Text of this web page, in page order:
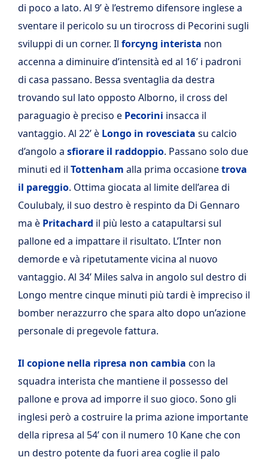
di poco a lato. Al 9’ è l’estremo difensore inglese a
sventare il pericolo su un tirocross di Pecorini sugli
sviluppi di un corner. Il forcyng interista non
accenna a diminuire d’intensità ed al 16’ i padroni
di casa passano. Bessa sventaglia da destra
trovando sul lato opposto Alborno, il cross del
paraguagio è preciso e Pecorini insacca il
vantaggio. Al 22’ è Longo in rovesciata su calcio
d’angolo a sfiorare il raddoppio. Passano solo due
minuti ed il Tottenham alla prima occasionetrova
il pareggio. Ottima giocata al limite dell’area di
Coulubaly, il suo destro è respinto da Di Gennaro
ma è Pritachard il più lesto a catapultarsi sul
pallone ed a impattare il risultato. L’Inter non
demorde e và ripetutamente vicina al nuovo
vantaggio. Al 34’ Miles salva in angolo sul destro di
Longo mentre cinque minuti più tardi è impreciso il
bomber nerazzurro che spara alto dopo un’azione
personale di pregevole fattura.
Il copione nella ripresa non cambia con la
squadra interista che mantiene il possesso del
pallone e prova ad imporre il suo gioco. Sono gli
inglesi però a costruire la prima azione importante
della ripresa al 54’ con il numero 10 Kane che con
un destro potente da fuori area coglie il palo